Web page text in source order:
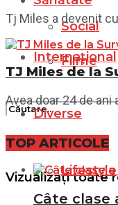
Social
Filme
Nici un rezultat
Vizualizați toate
Internațional
Diverse
Lifestyle
Tj Miles a devenit
TJ Miles de la
Avea doar 24 de
TOP ARTICOLE
Câte clase